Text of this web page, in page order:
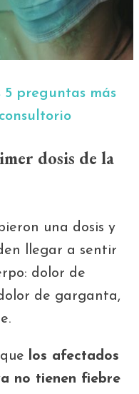
5 preguntas más
dosis de la
una dosis y
llegar a sentir
dolor de
de garganta,
los afectados
no tienen fiebre